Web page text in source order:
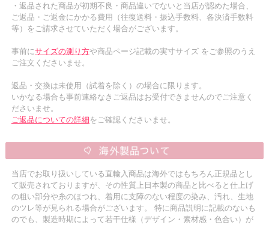
・返品された商品が初期不良・商品違いでないと当店が認めた場合、
ご返品・ご返金にかかる費用（往復送料・振込手数料、各決済手数料
等）をご請求させていただく場合がございます。
事前にサイズの測り方や商品ページ記載の実寸サイズ をご参照のうえ
ご注文くださいませ。
返品・交換は未使用（試着を除く）の場合に限ります。
いかなる場合も事前連絡なきご返品はお受付できませんのでご注意く
ださいませ。
ご返品についての詳細をご確認くださいませ。
当店でお取り扱いしている直輸入商品は海外ではもちろん正規品とし
て販売されておりますが、その性質上日本製の商品と比べると仕上げ
の粗い部分や糸のほつれ、着用に支障のない程度の染み、汚れ、生地
のツレ等が見られる場合がございます。 特に商品説明に記載のないも
のでも、製造時期によって若干仕様（デザイン・素材感・色合い）が